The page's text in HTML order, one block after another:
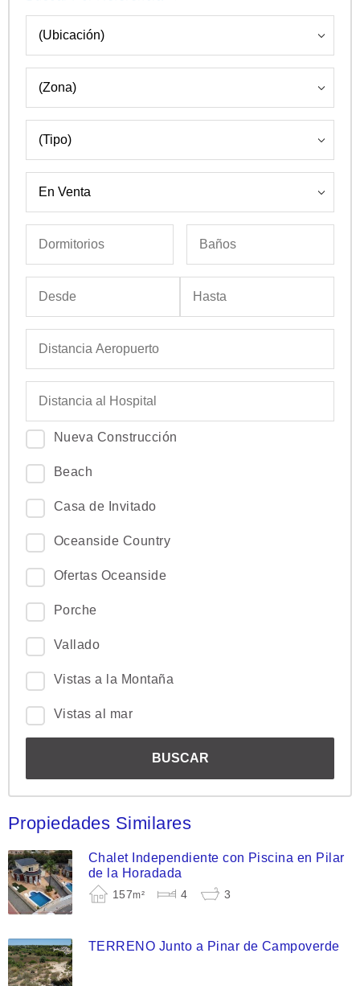
Nueva Construcción
Beach
Casa de Invitado
Oceanside Country
Ofertas Oceanside
Porche
Vallado
Vistas a la Montaña
Vistas al mar
Propiedades Similares
Chalet Independiente con Piscina en Pilar
de la Horadada
157m² 4 3
TERRENO Junto a Pinar de Campoverde